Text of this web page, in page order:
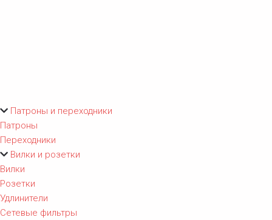
Патроны и переходники
Патроны
Переходники
Вилки и розетки
Вилки
Розетки
Удлинители
Сетевые фильтры